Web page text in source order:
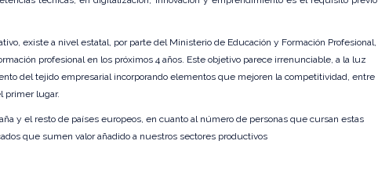
existe a nivel estatal, por parte del Ministerio de Educación y Formación Profesional,
profesional en los próximos 4 años. Este objetivo parece irrenunciable, a la luz
del tejido empresarial incorporando elementos que mejoren la competitividad, entre
primer lugar.
y el resto de países europeos, en cuanto al número de personas que cursan estas
que sumen valor añadido a nuestros sectores productivos